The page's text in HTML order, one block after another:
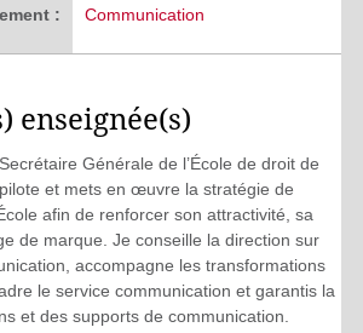
:
Communication
enseignée(s)
Générale de l’École de droit de
et mets en œuvre la stratégie de
afin de renforcer son attractivité, sa
de marque. Je conseille la direction sur
accompagne les transformations
le service communication et garantis la
et des supports de communication.